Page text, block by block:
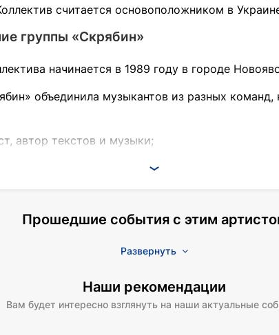
считается основоположником в
группы «Скрябин»
начинается в 1989 году в городе
объединила музыкантов из разных
автор текстов и музыки;
автор музыки и слов;
запись песни «Чуєш біль». Композиция
Кассета так и не вышла, однако стала
Прошедшие события с этим
Развернуть
Наши рекомендации
Вам будет интересно взглянуть на наши актуальные